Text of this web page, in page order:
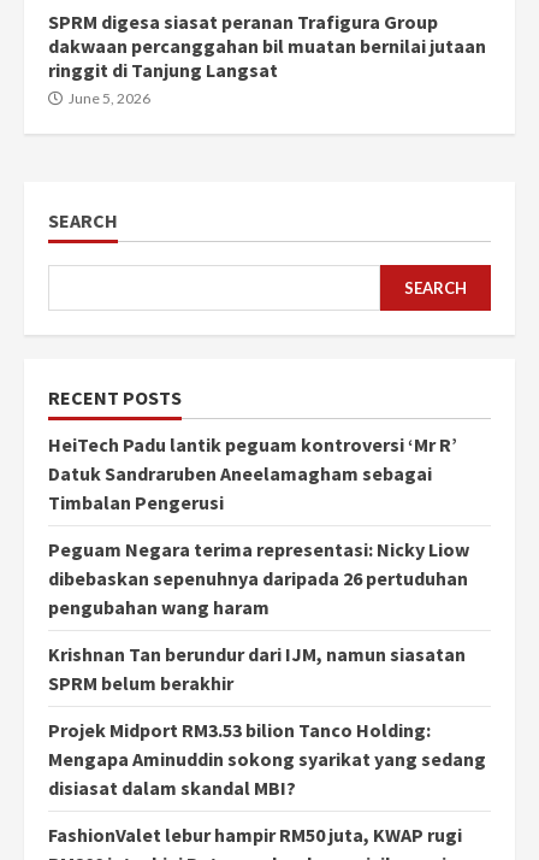
SPRM digesa siasat peranan Trafigura Group
dakwaan percanggahan bil muatan bernilai jutaan
ringgit di Tanjung Langsat
June 5, 2026
SEARCH
SEARCH
RECENT POSTS
HeiTech Padu lantik peguam kontroversi ‘Mr R’
Datuk Sandraruben Aneelamagham sebagai
Timbalan Pengerusi
Peguam Negara terima representasi: Nicky Liow
dibebaskan sepenuhnya daripada 26 pertuduhan
pengubahan wang haram
Krishnan Tan berundur dari IJM, namun siasatan
SPRM belum berakhir
Projek Midport RM3.53 bilion Tanco Holding:
Mengapa Aminuddin sokong syarikat yang sedang
disiasat dalam skandal MBI?
FashionValet lebur hampir RM50 juta, KWAP rugi